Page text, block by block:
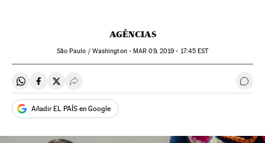
AGÊNCIAS
São Paulo / Washington -MAR 09, 2019 - 17:45 EST
Compartir en Whatsapp
Compartir en Facebook
Compartir en Twitter
Desplegar Redes Sociales
Añadir EL PAÍS en Google